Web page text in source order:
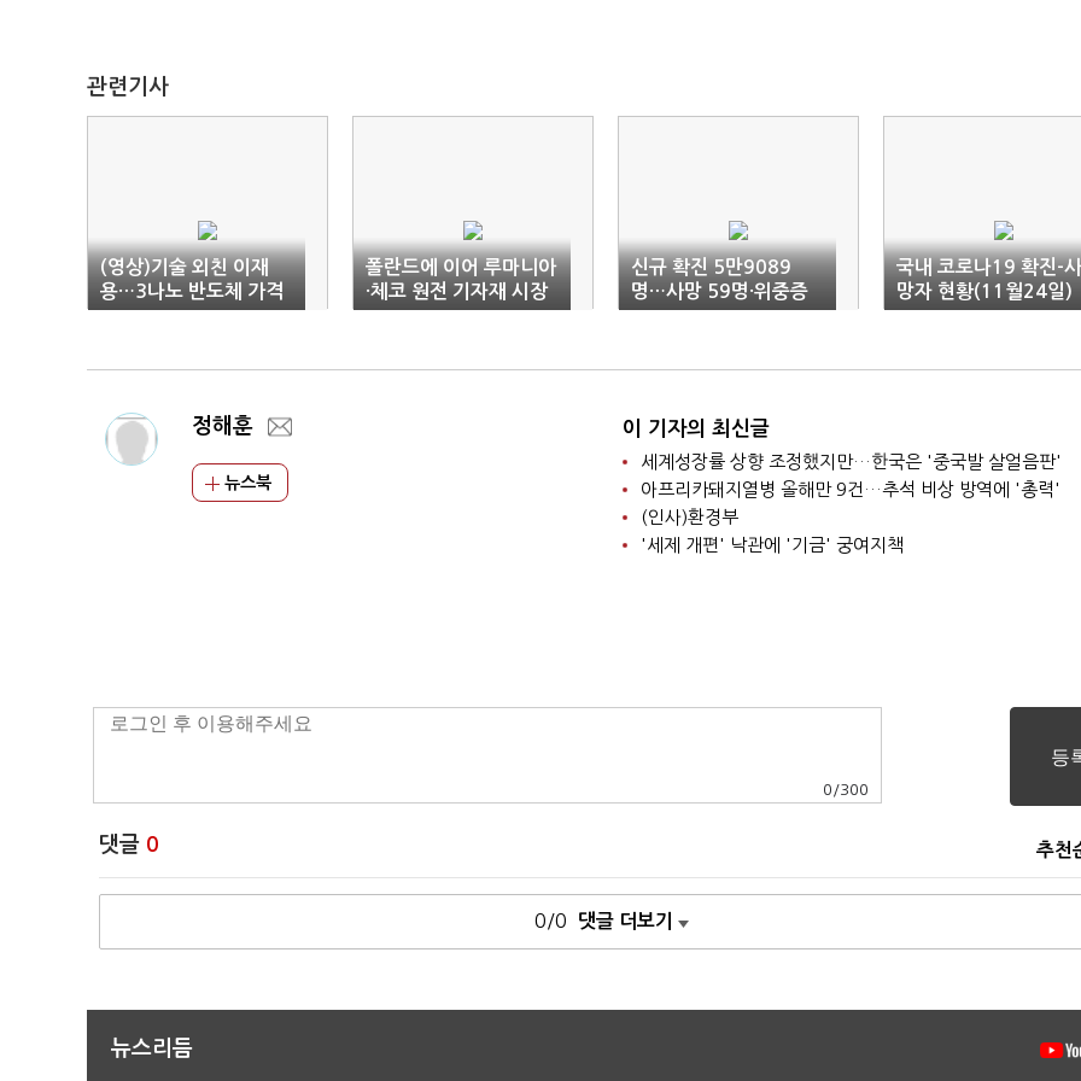
관련기사
(영상)기술 외친 이재
용…3나노 반도체 가격
급상승
폴란드에 이어 루마니아
·체코 원전 기자재 시장
노린다
신규 확진 5만9089
명…사망 59명·위중증
437명
국내 코로나19 확진-사
망자 현황(11월24일)
정해훈
뉴스북
이 기자의 최신글
세계성장률 상향 조정했지만…한국은 '중국발 살얼음판'
아프리카돼지열병 올해만 9건…추석 비상 방역에 '총력'
(인사)환경부
'세제 개편' 낙관에 '기금' 궁여지책
0 /300
댓글 0 추천
0/0 댓글 더보기
뉴스리듬